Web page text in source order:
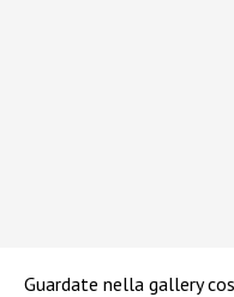
Guardate nella gallery